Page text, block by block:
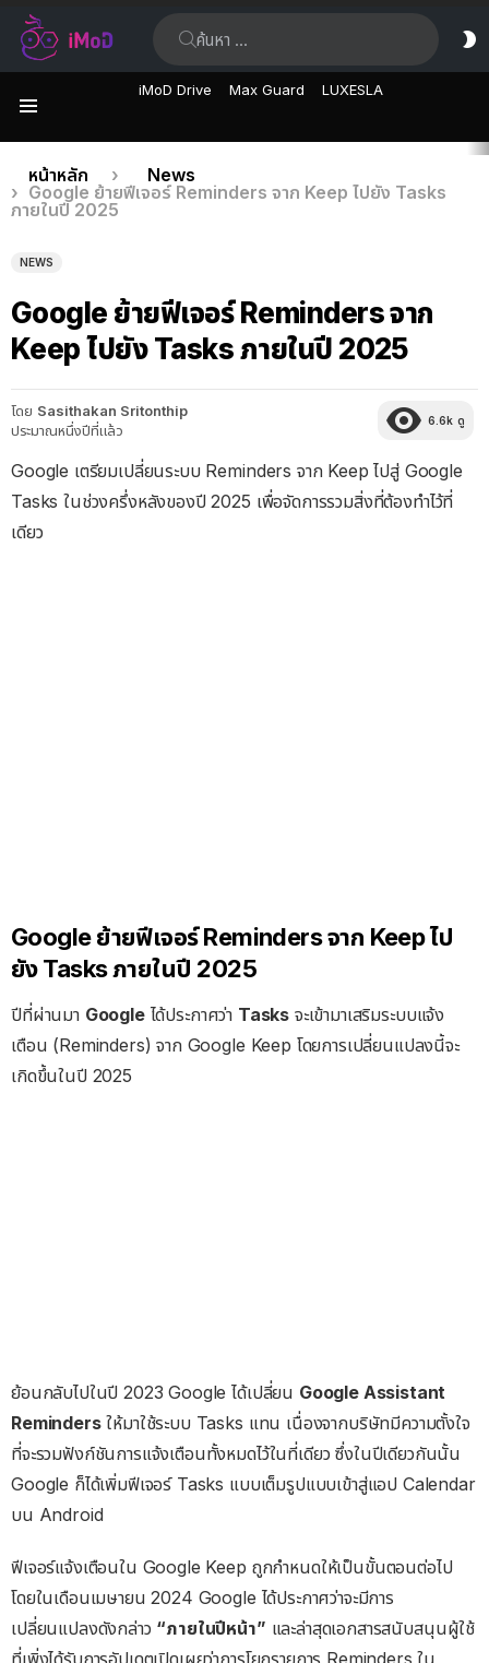
iMoD Drive Max Guard LUXESLA
เรื่อง
ล่าสุด
คุณอยู่ที่นี่:
หน้าหลัก
News
Google ย้ายฟีเจอร์ Reminders จาก Keep ไปยัง Tasks
ภายในปี 2025
NEWS
Google ย้ายฟีเจอร์ Reminders จาก
Keep ไปยัง Tasks ภายในปี 2025
โดย Sasithakan Sritonthip
ประมาณหนึ่งปีที่แล้ว
6.6k ดู
Google เตรียมเปลี่ยนระบบ Reminders จาก Keep ไปสู่ Google
Tasks ในช่วงครึ่งหลังของปี 2025 เพื่อจัดการรวมสิ่งที่ต้องทำไว้ที่
เดียว
Google ย้ายฟีเจอร์ Reminders จาก Keep ไป
ยัง Tasks ภายในปี 2025
ปีที่ผ่านมา Googleได้ประกาศว่า Tasks จะเข้ามาเสริมระบบแจ้ง
เตือน (Reminders) จาก Google Keep โดยการเปลี่ยนแปลงนี้จะ
เกิดขึ้นในปี 2025
ย้อนกลับไปในปี 2023 Google ได้เปลี่ยน Google Assistant
Remindersให้มาใช้ระบบ Tasks แทน เนื่องจากบริษัทมีความตั้งใจ
ที่จะรวมฟังก์ชันการแจ้งเตือนทั้งหมดไว้ในที่เดียว ซึ่งในปีเดียวกันนั้น
Google ก็ได้เพิ่มฟีเจอร์ Tasks แบบเต็มรูปแบบเข้าสู่แอป Calendar
บน Android
ฟีเจอร์แจ้งเตือนใน Google Keep ถูกกำหนดให้เป็นขั้นตอนต่อไป
โดยในเดือนเมษายน 2024 Google ได้ประกาศว่าจะมีการ
เปลี่ยนแปลงดังกล่าว “ภายในปีหน้า” และล่าสุดเอกสารสนับสนุนผู้ใช้